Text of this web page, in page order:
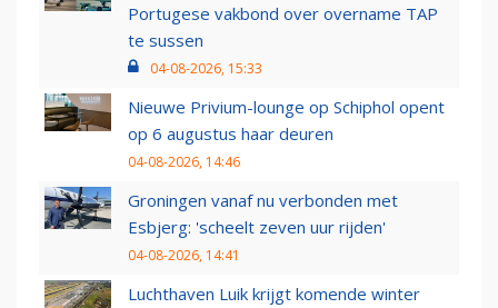
Portugese vakbond over overname TAP
te sussen
04-08-2026, 15:33
Nieuwe Privium-lounge op Schiphol opent
op 6 augustus haar deuren
04-08-2026, 14:46
Groningen vanaf nu verbonden met
Esbjerg: 'scheelt zeven uur rijden'
04-08-2026, 14:41
Luchthaven Luik krijgt komende winter